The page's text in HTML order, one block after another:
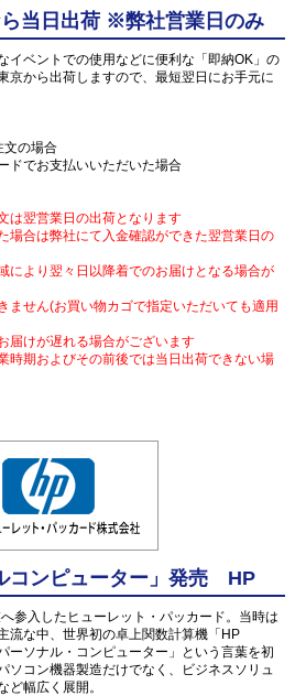
当日出荷 ※弊社営業日のみ
イベントでの使用などに便利な「即納OK」の
京から出荷しますので、最短翌日にお手元に
文の場合
ドでお支払いいただいた場合
は翌営業日の出荷となります
場合は弊社にて入金確認ができた翌営業日の
により翌々日以降着でのお届けとなる場合が
せん(お買い物カゴで指定いただいても適用
届けが遅れる場合がございます
時期およびその前後では当日出荷できない場
コンピューター」発売 HP
参入したヒューレット・パッカード。当時は
流な中、世界初の卓上関数計算機「HP
ーソナル・コンピューター」という言葉を初
ソコン機器製造だけでなく、ビジネスソリュ
ど幅広く展開。